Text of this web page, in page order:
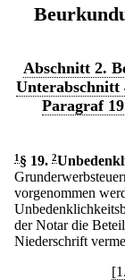
Abschnitt 2.
Unterabschnitt
Paragraf
1 § 19. 2
vorgenommen
der Notar die
Niederschrift